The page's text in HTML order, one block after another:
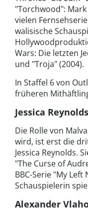
"Torchwood":
vielen
walisische
Wars: Die letzten
und "Troja" (2004).
In Staffel 6 von
früheren
Jessica
Die Rolle von
wird, ist erst die
Jessica Reynolds.
"The Curse of
BBC-Serie "My
Schauspielerin
Alexander